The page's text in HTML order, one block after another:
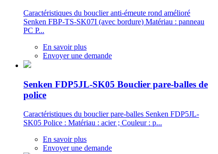
Caractéristiques du bouclier anti-émeute rond amélioré
Senken FBP-TS-SK07I (avec bordure) Matériau : panneau
PC P...
En savoir plus
Envoyer une demande
Senken FDP5JL-SK05 Bouclier pare-balles de
police
Caractéristiques du bouclier pare-balles Senken FDP5JL-
SK05 Police : Matériau : acier ; Couleur : p...
En savoir plus
Envoyer une demande